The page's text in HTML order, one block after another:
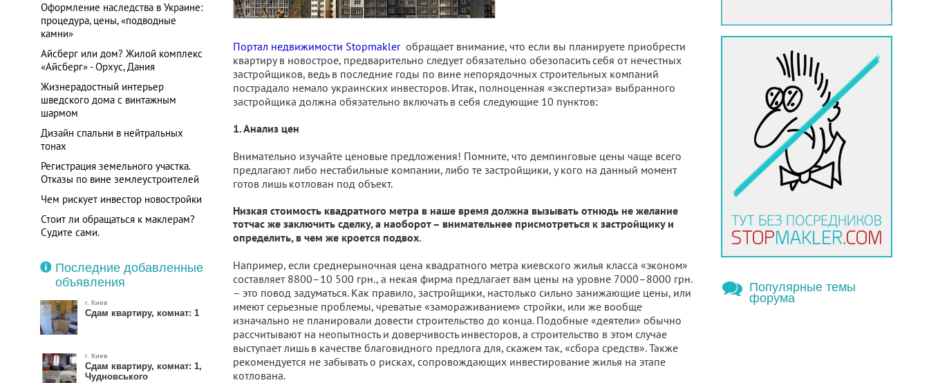
Оформление наследства в Украине:
процедура, цены, «подводные
камни»
Айсберг или дом? Жилой комплекс
«Айсберг» - Орхус, Дания
Жизнерадостный интерьер
шведского дома с винтажным
шармом
Дизайн спальни в нейтральных
тонах
Регистрация земельного участка.
Отказы по вине землеустроителей
Чем рискует инвестор новостройки
Стоит ли обращаться к маклерам?
Судите сами.
Последние добавленные
объявления
г. Киев
Сдам квартиру, комнат: 1
г. Киев
Сдам квартиру, комнат: 1,
Чудновського
Портал недвижимости Stopmaklerобращает внимание, что если вы планируете приобрести
квартиру в новострое, предварительно следует обязательно обезопасить себя от нечестных
застройщиков, ведь в последние годы по вине непорядочных строительных компаний
пострадало немало украинских инвесторов. Итак, полноценная «экспертиза» выбранного
застройщика должна обязательно включать в себя следующие 10 пунктов:
1. Анализ цен
Внимательно изучайте ценовые предложения! Помните, что демпинговые цены чаще всего
предлагают либо нестабильные компании, либо те застройщики, у кого на данный момент
готов лишь котлован под объект.
Низкая стоимость квадратного метра в наше время должна вызывать отнюдь не желание
тотчас же заключить сделку, а наоборот – внимательнее присмотреться к застройщику и
определить, в чем же кроется подвох.
Например, если среднерыночная цена квадратного метра киевского жилья класса «эконом»
составляет 8800–10 500 грн., а некая фирма предлагает вам цены на уровне 7000–8000 грн.
– это повод задуматься. Как правило, застройщики, настолько сильно занижающие цены, или
имеют серьезные проблемы, чреватые «замораживанием» стройки, или же вообще
изначально не планировали довести строительство до конца. Подобные «деятели» обычно
рассчитывают на неопытность и доверчивость инвесторов, а строительство в этом случае
выступает лишь в качестве благовидного предлога для, скажем так, «сбора средств». Также
рекомендуется не забывать о рисках, сопровождающих инвестирование жилья на этапе
котлована.
Популярные темы
форума